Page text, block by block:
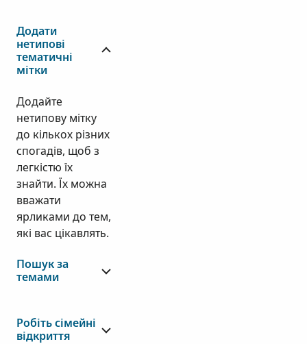
Додати
нетипові
тематичні
мітки
Додайте
нетипову мітку
до кількох різних
спогадів, щоб з
легкістю їх
знайти. Їх можна
вважати
ярликами до тем,
які вас цікавлять.
Пошук за
темами
Робіть сімейні
відкриття